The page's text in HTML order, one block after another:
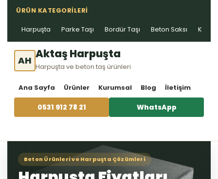
ÜRÜN KATEGORILERI
Harpuşta Parke Taşı Bordür Taşı Beton Saksı Kablo
AH Aktaş Harpuşta
Harpuşta ve beton taş ürünleri
Ana Sayfa Ürünler Kurumsal Blog İletişim
0531 912 78 21 WhatsApp